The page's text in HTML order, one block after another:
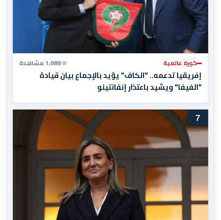
كورة عالمية 1,088 مشاهدة
إفريقيا تدعمه.. "الكاف" يؤيد بالإجماع بيان قيادة
"الفيفا" ويشيد باعتذار إنفانتينو
7